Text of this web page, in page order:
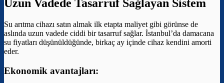
Uzun Vadede Tasarruf Sağlayan Sistem
Su arıtma cihazı satın almak ilk etapta maliyet gibi görünse de
aslında uzun vadede ciddi bir tasarruf sağlar. İstanbul’da damacana
su fiyatları düşünüldüğünde, birkaç ay içinde cihaz kendini amorti
eder.
Ekonomik avantajları: